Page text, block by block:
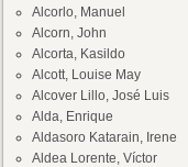
Alcorlo, Manuel
Alcorn, John
Alcorta, Kasildo
Alcott, Louise May
Alcover Lillo, José Luis
Alda, Enrique
Aldasoro Katarain, Irene
Aldea Lorente, Víctor